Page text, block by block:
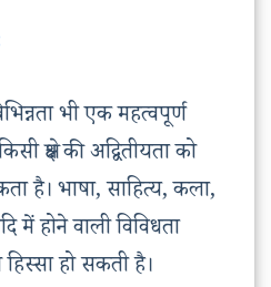
भी एक महत्वपूर्ण
क्षेत्र की अद्वितीयता को
है। भाषा, साहित्य, कला,
होने वाली विविधता
हो सकती है।